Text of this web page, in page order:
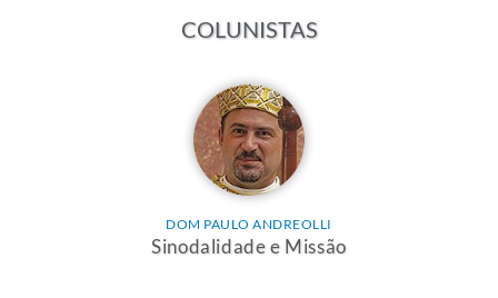
COLUNISTAS
DOM PAULO ANDREOLLI
Sinodalidade e Missão